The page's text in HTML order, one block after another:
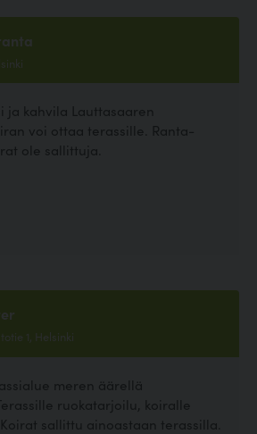
ja kahvila Lauttasaaren
voi ottaa terassille. Ranta-
ole sallittuja.
1, Helsinki
meren äärellä
ruokatarjoilu, koiralle
sallittu ainoastaan terassilla.